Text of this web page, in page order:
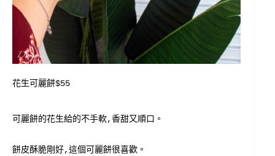
花生可麗餅$55
可麗餅的花生給的不手軟,香甜又順口。
餅皮酥脆剛好,這個可麗餅很喜歡。